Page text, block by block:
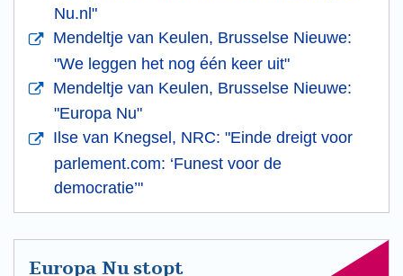
Nu.nl"
Mendeltje van Keulen, Brusselse Nieuwe:
"We leggen het nog één keer uit"
Mendeltje van Keulen, Brusselse Nieuwe:
"Europa Nu"
Ilse van Knegsel, NRC: "Einde dreigt voor
parlement.com: ‘Funest voor de
democratie’"
Europa Nu stopt